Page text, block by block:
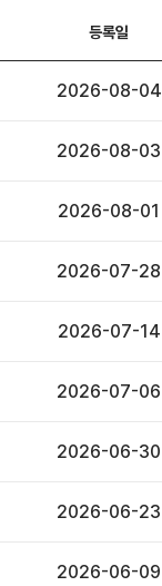
등록일
2026-08-04
2026-08-03
2026-08-01
2026-07-28
2026-07-14
2026-07-06
2026-06-30
2026-06-23
2026-06-09